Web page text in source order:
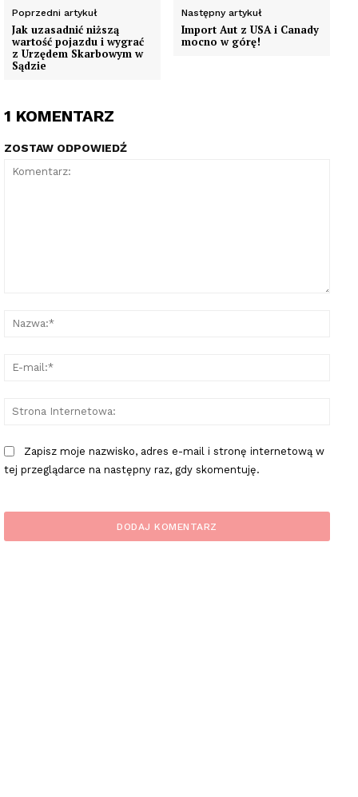
Poprzedni artykuł
Jak uzasadnić niższą
wartość pojazdu i wygrać
z Urzędem Skarbowym w
Sądzie
Następny artykuł
Import Aut z USA i Canady
mocno w górę!
1 KOMENTARZ
ZOSTAW ODPOWIEDŹ
Zapisz moje nazwisko, adres e-mail i stronę internetową w
tej przeglądarce na następny raz, gdy skomentuję.